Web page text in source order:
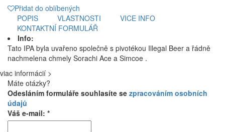
Přidat do oblíbených
POPIS
VLASTNOSTI
VICE INFO
KONTAKTNÍ FORMULÁŘ
Info:
Tato IPA byla uvařeno společně s pivotékou Illegal Beer a řádně
nachmelena chmely Sorachi Ace a Simcoe .
viac informácií >
Máte otázky?
Odesláním formuláře souhlasíte se zpracováním osobních
údajů
Váš e-mail: *